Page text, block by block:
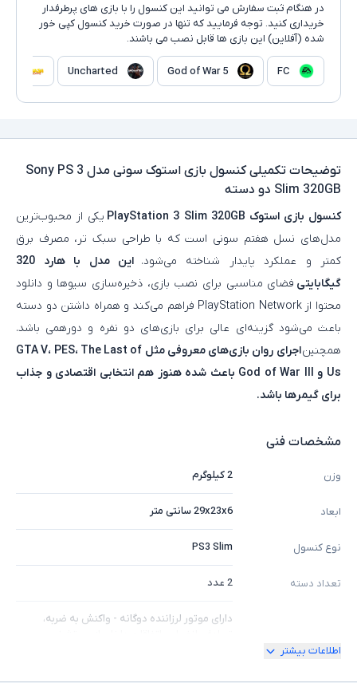
در هنگام ثبت سفارش می توانید این کنسول را با بازی های پرطرفدار
خریداری کنید. توجه فرمایید که تنها در صورت خرید کنسول کپی خور
شده (آفلاین) این بازی ها قابل نصب می باشند.
FC
God of War 5
Uncharted
توضیحات تکمیلی
کنسول بازی استوک سونی مدل Sony PS 3
Slim 320GB دو دسته
کنسول بازی استوک PlayStation 3 Slim 320GB
یکی از محبوب‌ترین
مدل‌های نسل هفتم سونی است که با طراحی سبک‌ تر، مصرف برق
کمتر و عملکرد پایدار شناخته می‌شود.
این مدل با هارد 320
گیگابایتی فضای مناسبی برای نصب بازی، ذخیره‌سازی سیوها و دانلود
محتوا از PlayStation Network فراهم می‌کند و همراه داشتن دو دسته
باعث می‌شود گزینه‌ای عالی برای بازی‌های دو نفره و دورهمی باشد.
همچنین
اجرای روان بازی‌های معروفی مثل GTA V، PES، The Last of
Us و God of War III باعث شده هنوز هم انتخابی اقتصادی و جذاب
برای گیمرها باشد.
مشخصات فنی
وزن 2 کیلوگرم
ابعاد 29x23x6 سانتی متر
نوع کنسول PS3 Slim
تعداد دسته 2 عدد
دارای موتور لرزاننده دوگانه - واکنش به ضربه،
اطلاعات بیشتر